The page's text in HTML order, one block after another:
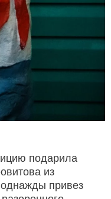
подарила
из
привез